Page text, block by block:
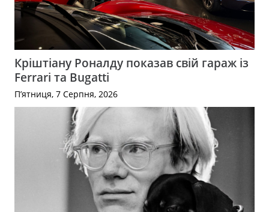
Кріштіану Роналду показав свій гараж із
Ferrari та Bugatti
П’ятниця, 7 Серпня, 2026